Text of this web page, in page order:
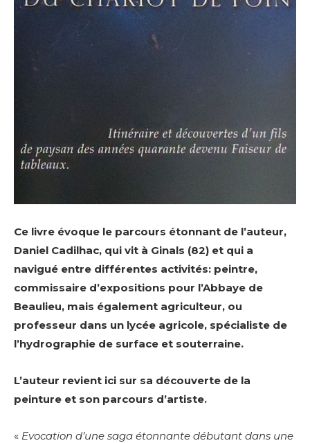
Ce livre évoque le parcours étonnant de l’auteur,
Daniel Cadilhac, qui vit à Ginals (82) et qui a
navigué entre différentes activités: peintre,
commissaire d’expositions pour l’Abbaye de
Beaulieu, mais également agriculteur, ou
professeur dans un lycée agricole, spécialiste de
l’hydrographie de surface et souterraine.
L’auteur revient ici sur sa découverte de la
peinture et son parcours d’artiste.
« Evocation d’une saga étonnante débutant dans une